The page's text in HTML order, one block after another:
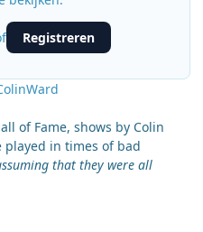
Registreren
of Fame, shows by Colin
in times of bad
that they were all